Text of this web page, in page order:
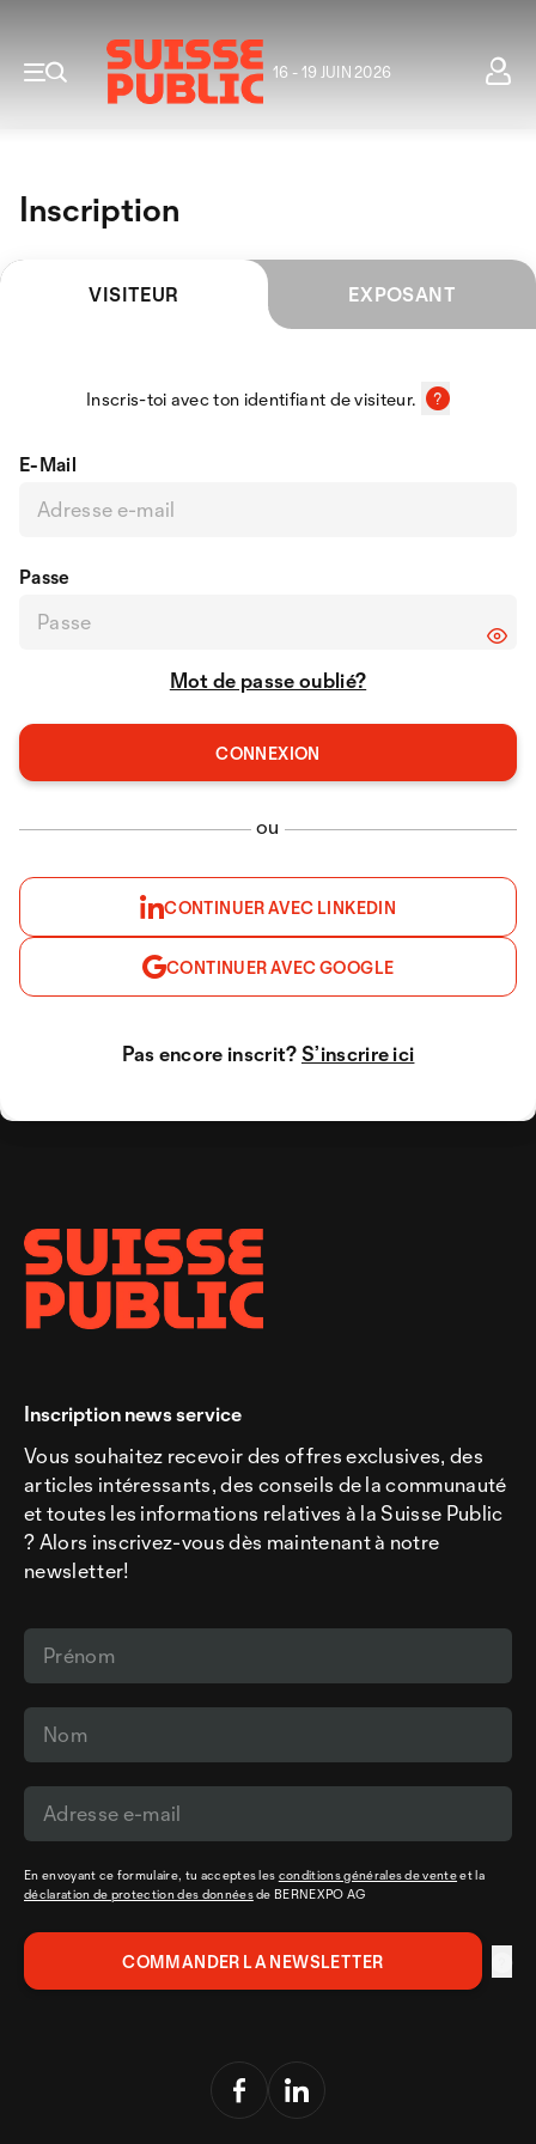
16 - 19 JUIN 2026
Inscription
VISITEUR EXPOSANT
Inscris-toi avec ton identifiant de visiteur.
E-Mail
Passe
Mot de passe oublié?
ou
CONTINUER AVEC LINKEDIN
CONTINUER AVEC GOOGLE
Pas encore inscrit?S’inscrire ici
Inscription news service
Vous souhaitez recevoir des offres exclusives, des
articles intéressants, des conseils de la communauté
et toutes les informations relatives à la Suisse Public
? Alors inscrivez-vous dès maintenant à notre
newsletter!
En envoyant ce formulaire, tu acceptes les conditions générales de venteet la
déclaration de protection des donnéesde BERNEXPO AG